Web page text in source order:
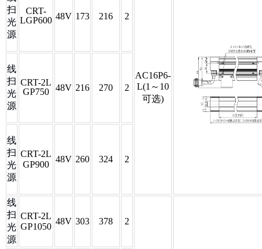
扫
光
源
CRT-
LGP600 48V 173 216 2
AC16P6-
L(1～10
可选)
线
扫
光
源
CRT-2L
GP750
48V 216 270 2
线
扫
光
源
CRT-2L
GP900
48V 260 324 2
线
扫
光
源
CRT-2L
GP1050
48V 303 378 2